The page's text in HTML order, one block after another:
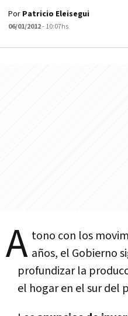
Por Patricio Eleisegui
06/01/2012- 10:07hs
A tono con los
años, el Gobierno
profundizar la
el hogar en el sur del